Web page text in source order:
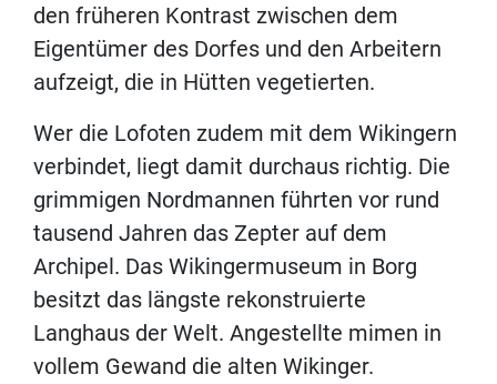
den früheren Kontrast zwischen dem
Eigentümer des Dorfes und den Arbeitern
aufzeigt, die in Hütten vegetierten.
Wer die Lofoten zudem mit dem Wikingern
verbindet, liegt damit durchaus richtig. Die
grimmigen Nordmannen führten vor rund
tausend Jahren das Zepter auf dem
Archipel. Das Wikingermuseum in Borg
besitzt das längste rekonstruierte
Langhaus der Welt. Angestellte mimen in
vollem Gewand die alten Wikinger.